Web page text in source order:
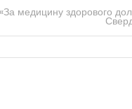
медицину здорового